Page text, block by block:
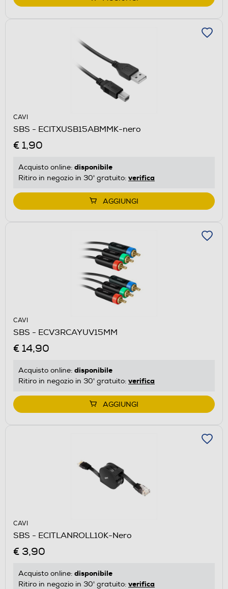
CAVI
SBS - ECITXUSB15ABMMK-nero
€ 1,90
Acquisto online: disponibile
Ritiro in negozio in 30' gratuito: verifica
AGGIUNGI
CAVI
SBS - ECV3RCAYUV15MM
€ 14,90
Acquisto online: disponibile
Ritiro in negozio in 30' gratuito: verifica
AGGIUNGI
CAVI
SBS - ECITLANROLL10K-Nero
€ 3,90
Acquisto online: disponibile
Ritiro in negozio in 30' gratuito: verifica